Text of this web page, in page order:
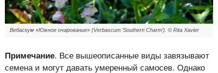
Вебаскум «Южное очарование» (Verbascum ‘Southern Charm’). © Rita Xavier
Примечание. Все вышеописанные виды завязывают
семена и могут давать умеренный самосев. Однако